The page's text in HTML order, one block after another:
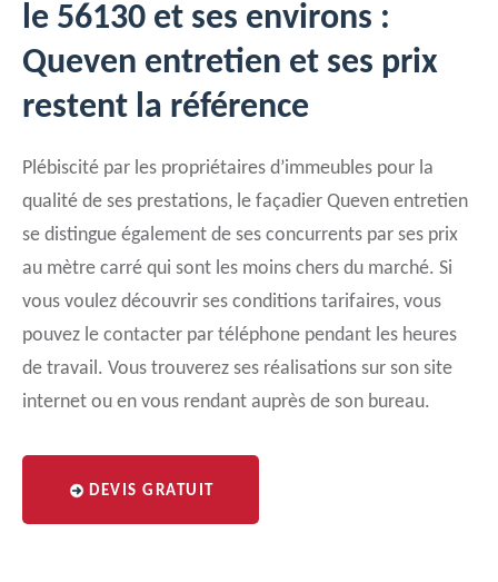
le 56130 et ses environs :
Queven entretien et ses prix
restent la référence
Plébiscité par les propriétaires d’immeubles pour la
qualité de ses prestations, le façadier Queven entretien
se distingue également de ses concurrents par ses prix
au mètre carré qui sont les moins chers du marché. Si
vous voulez découvrir ses conditions tarifaires, vous
pouvez le contacter par téléphone pendant les heures
de travail. Vous trouverez ses réalisations sur son site
internet ou en vous rendant auprès de son bureau.
DEVIS GRATUIT